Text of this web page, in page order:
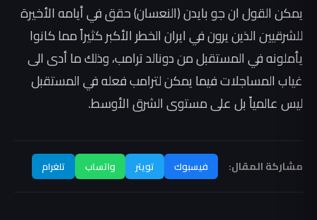
يمكن القول ان جو بايدن (النعسان) حقق في أيامه الأخيرة
للشرقيين الذين يرون في ايران الخطر الأكبر كثيراً مما كانوا
يأملونه في المستقبل من دونالد ترامب، وذلك ما أدى الى
غياب المساجلات فيما يمكن لترامب فعله في المستقبل
ليس عالمياً بل على مستوى الشرق الأوسط.
مشاركة المقال: فيسبوك تويتر واتساب تلغرام